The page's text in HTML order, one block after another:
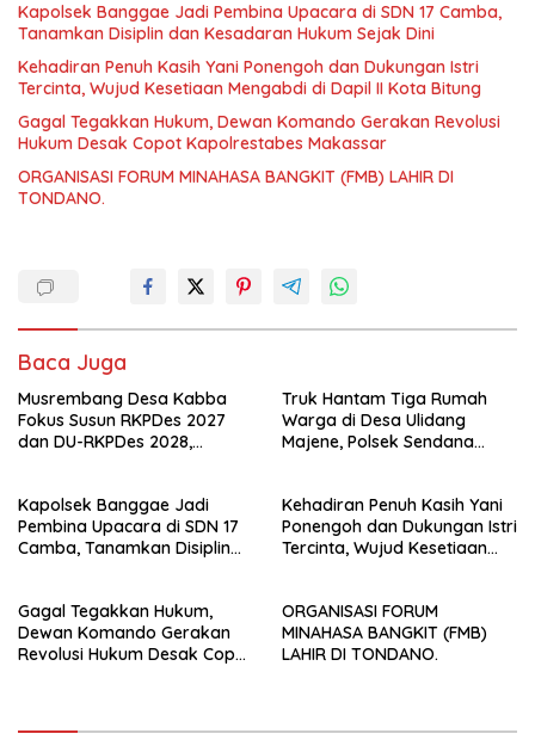
Kapolsek Banggae Jadi Pembina Upacara di SDN 17 Camba,
Tanamkan Disiplin dan Kesadaran Hukum Sejak Dini
Kehadiran Penuh Kasih Yani Ponengoh dan Dukungan Istri
Tercinta, Wujud Kesetiaan Mengabdi di Dapil II Kota Bitung
Gagal Tegakkan Hukum, Dewan Komando Gerakan Revolusi
Hukum Desak Copot Kapolrestabes Makassar
ORGANISASI FORUM MINAHASA BANGKIT (FMB) LAHIR DI
TONDANO.
Baca Juga
Musrembang Desa Kabba
Fokus Susun RKPDes 2027
dan DU-RKPDes 2028,
Berkelanjutan
Truk Hantam Tiga Rumah
Warga di Desa Ulidang
Majene, Polsek Sendana
Kapolsek Banggae Jadi
Pembina Upacara di SDN 17
Camba, Tanamkan Disiplin
Kehadiran Penuh Kasih Yani
Ponengoh dan Dukungan Istri
Tercinta, Wujud Kesetiaan
Gagal Tegakkan Hukum,
Dewan Komando Gerakan
Revolusi Hukum Desak Copot
ORGANISASI FORUM
MINAHASA BANGKIT (FMB)
LAHIR DI TONDANO.